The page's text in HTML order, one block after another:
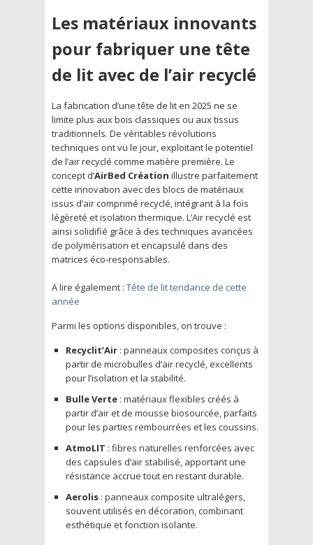
Les matériaux innovants
pour fabriquer une tête
de lit avec de l’air recyclé
La fabrication d’une tête de lit en 2025 ne se
limite plus aux bois classiques ou aux tissus
traditionnels. De véritables révolutions
techniques ont vu le jour, exploitant le potentiel
de l’air recyclé comme matière première. Le
concept d’AirBed Création illustre parfaitement
cette innovation avec des blocs de matériaux
issus d’air comprimé recyclé, intégrant à la fois
légèreté et isolation thermique. L’Air recyclé est
ainsi solidifié grâce à des techniques avancées
de polymérisation et encapsulé dans des
matrices éco-responsables.
A lire également : Tête de lit tendance de cette
année
Parmi les options disponibles, on trouve :
Recyclit’Air : panneaux composites conçus à
partir de microbulles d’air recyclé, excellents
pour l’isolation et la stabilité.
Bulle Verte : matériaux flexibles créés à
partir d’air et de mousse biosourcée, parfaits
pour les parties rembourrées et les coussins.
AtmoLIT : fibres naturelles renforcées avec
des capsules d’air stabilisé, apportant une
résistance accrue tout en restant durable.
Aerolis : panneaux composite ultralégers,
souvent utilisés en décoration, combinant
esthétique et fonction isolante.